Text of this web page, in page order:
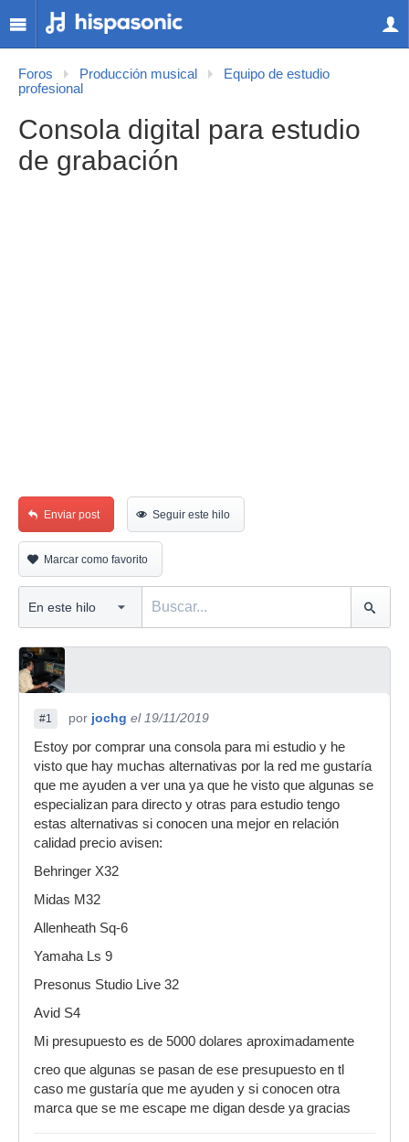
Foros Producción musical
Equipo de estudio
profesional
Consola digital para estudio
de grabación
Enviar post Seguir este hilo
Marcar como favorito
#1 por jochg el 19/11/2019
Estoy por comprar una consola para mi estudio y he
visto que hay muchas alternativas por la red me gustaría
que me ayuden a ver una ya que he visto que algunas se
especializan para directo y otras para estudio tengo
estas alternativas si conocen una mejor en relación
calidad precio avisen:
Behringer X32
Midas M32
Allenheath Sq-6
Yamaha Ls 9
Presonus Studio Live 32
Avid S4
Mi presupuesto es de 5000 dolares aproximadamente
creo que algunas se pasan de ese presupuesto en tl
caso me gustaría que me ayuden y si conocen otra
marca que se me escape me digan desde ya gracias